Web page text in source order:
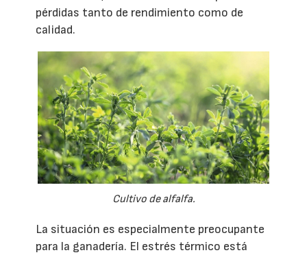
pérdidas tanto de rendimiento como de
calidad.
Cultivo de alfalfa.
La situación es especialmente preocupante
para la ganadería. El estrés térmico está